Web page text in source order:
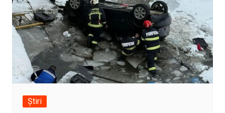
Știri